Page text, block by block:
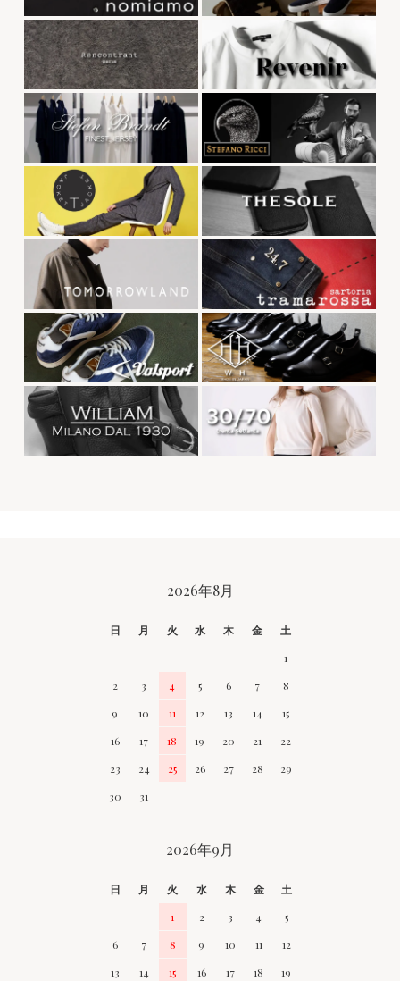
2026年8月
日 月 火 水 木 金
土
1
2
3 4 5 6 7
8
9
10 11 12 13 14
15
16
17 18 19 20 21
22
23
24 25 26 27 28
29
30
31
2026年9月
日 月 火 水 木 金
土
1
2 3 4
5
6
7 8 9 10 11
12
13
14 15 16 17 18
19